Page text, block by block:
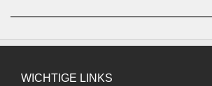
WICHTIGE LINKS